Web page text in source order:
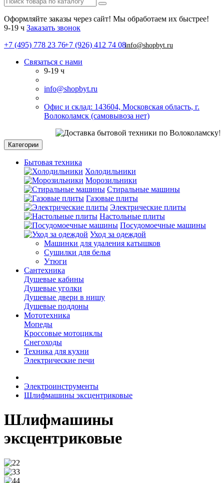
Оформляйте заказы через сайт! Мы обработаем их быстрее!
9-19 ч Заказать звонок
+7 (495) 778 23 76+7 (926) 412 74 08info@shopbyt.ru
Связаться с нами
9-19 ч
info@shopbyt.ru
Офис и склад: 143604, Московская область, г.
Волоколамск (самовывоза нет)
Категории
Бытовая техника
Холодильники
Морозильники
Стиральные машины
Газовые плиты
Электрические плиты
Настольные плиты
Посудомоечные машины
Уход за одеждой
Машинки для удаления катышков
Сушилки для белья
Утюги
Сантехника
Душевые кабины
Душевые уголки
Душевые двери в нишу
Душевые поддоны
Мототехника
Мопеды
Кроссовые мотоциклы
Снегоходы
Техника для кухни
Электрические печи
Электроинструменты
Шлифмашины эксцентриковые
Шлифмашины
эксцентриковые